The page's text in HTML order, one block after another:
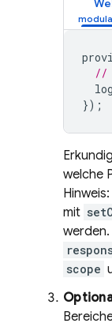
//
});
welche
mit
scope